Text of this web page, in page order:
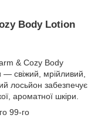
Body Lotion
& Cozy Body
свіжий, мрійливий,
лосьйон забезпечує
ароматної шкіри.
99-го